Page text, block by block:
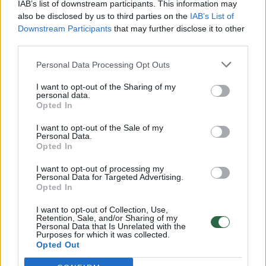
IAB’s list of downstream participants. This information may
also be disclosed by us to third parties on the IAB’s List of
Downstream Participants that may further disclose it to other
Personal Data Processing Opt Outs
I want to opt-out of the Sharing of my
personal data.
Opted In
I want to opt-out of the Sale of my
Personal Data.
Opted In
I want to opt-out of processing my
Personal Data for Targeted Advertising.
Opted In
I want to opt-out of Collection, Use,
Retention, Sale, and/or Sharing of my
Personal Data that Is Unrelated with the
Purposes for which it was collected.
Opted Out
vaiko gyvybių išgelbėti nepavyko
Žinios | Lietuvos diena
00:00:57
32 laipsnių šilumos
Žinios | Orai
Nufilmavo, kaip patvino Vilniaus Vakarinis aplinkkelis:
vaizdas pribloškia
Žinios | Lietuvos diena
00:15:54
V. Zalužno pasisakymą laiko bandymu įsitvirtinti
Ukrainos politikoje: jis yra neteisus
Laidos | Nauja diena